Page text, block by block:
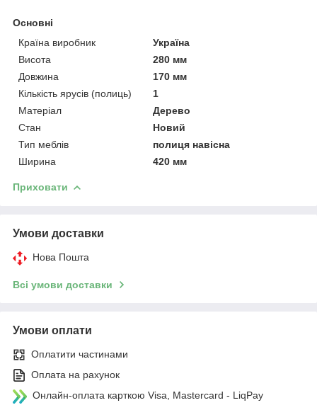
Основні
Країна виробник
Україна
Висота
280 мм
Довжина
170 мм
Кількість ярусів (полиць)
1
Матеріал
Дерево
Стан
Новий
Тип меблів
полиця навісна
Ширина
420 мм
Приховати
Умови доставки
Нова Пошта
Всі умови доставки
Умови оплати
Оплатити частинами
Оплата на рахунок
Онлайн-оплата карткою Visa, Mastercard - LiqPay